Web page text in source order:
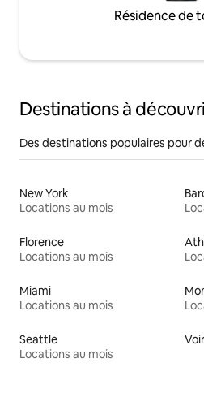
Résidence de
Destinations à
Des destinations populaires pour
New York
Locations au mois
Florence
Locations au mois
Miami
Locations au mois
Seattle
Locations au mois